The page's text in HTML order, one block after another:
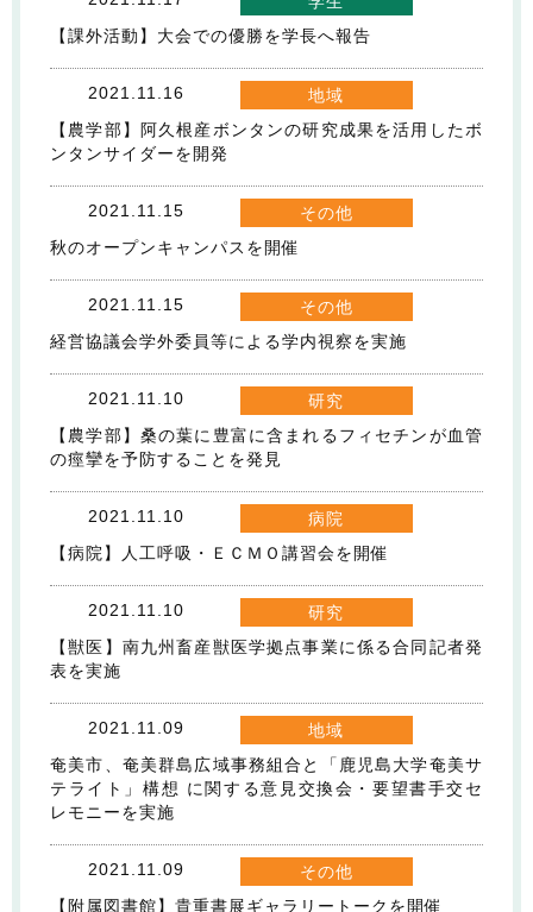
【課外活動】大会での優勝を学長へ報告
2021.11.16
地域
【農学部】阿久根産ボンタンの研究成果を活用したボ
ンタンサイダーを開発
2021.11.15
その他
秋のオープンキャンパスを開催
2021.11.15
その他
経営協議会学外委員等による学内視察を実施
2021.11.10
研究
【農学部】桑の葉に豊富に含まれるフィセチンが血管
の痙攣を予防することを発見
2021.11.10
病院
【病院】人工呼吸・ＥＣＭＯ講習会を開催
2021.11.10
研究
【獣医】南九州畜産獣医学拠点事業に係る合同記者発
表を実施
2021.11.09
地域
奄美市、奄美群島広域事務組合と「鹿児島大学奄美サ
テライト」構想 に関する意見交換会・要望書手交セ
レモニーを実施
2021.11.09
その他
【附属図書館】貴重書展ギャラリートークを開催